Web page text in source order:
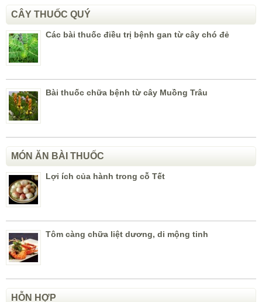
CÂY THUỐC QUÝ
Các bài thuốc điều trị bệnh gan từ cây chó đẻ
Bài thuốc chữa bệnh từ cây Muồng Trâu
MÓN ĂN BÀI THUỐC
Lợi ích của hành trong cỗ Tết
Tôm càng chữa liệt dương, di mộng tinh
HỖN HỢP